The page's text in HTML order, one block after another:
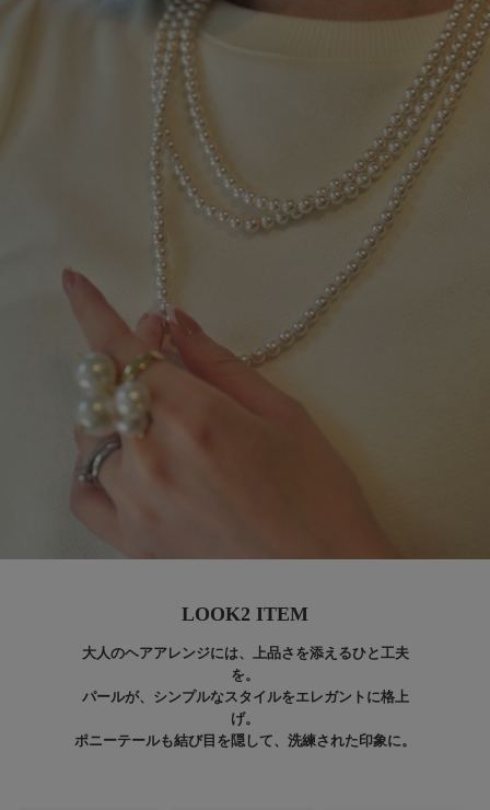
LOOK2 ITEM
大人のヘアアレンジには、上品さを添えるひと工夫
を。
パールが、シンプルなスタイルをエレガントに格上
げ。
ポニーテールも結び目を隠して、洗練された印象に。